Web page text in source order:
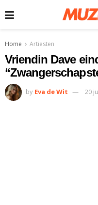
Home Artiesten
Vriendin Dave
by Eva de Wit 20